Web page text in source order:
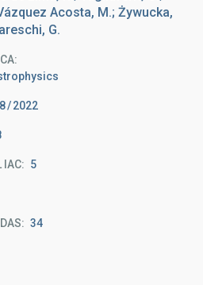
Acosta, M.; Żywucka,
G.
8 2022
IAC 5
34